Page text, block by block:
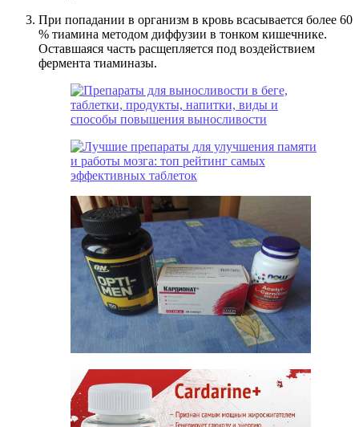
При попадании в организм в кровь всасывается более 60
% тиамина методом диффузии в тонком кишечнике.
Оставшаяся часть расщепляется под воздействием
фермента тиаминазы.